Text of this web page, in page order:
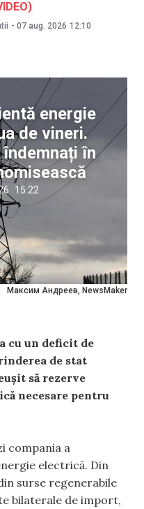
- 07 aug. 2026 12:10
Максим Андреев, NewsMaker
energie
de vineri.
în
15:22
cu un deficit de
de stat
să rezerve
necesare pentru
compania a
electrică. Din
surse regenerabile
bilaterale de import,